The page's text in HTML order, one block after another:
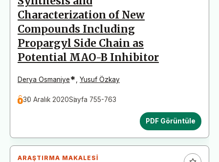
Characterization of New
Compounds Including
Propargyl Side Chain as
Potential MAO-B Inhibitor
Derya Osmaniye* Yusuf Özkay
30 Aralık 2020Sayfa 755-763
PDF Görüntüle
ARAŞTIRMA MAKALESI